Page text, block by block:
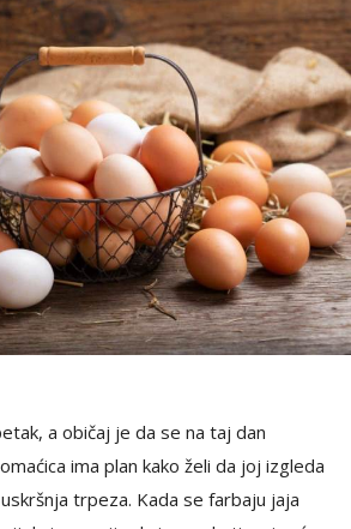
a običaj je da se na taj dan
ima plan kako želi da joj izgleda
trpeza. Kada se farbaju jaja